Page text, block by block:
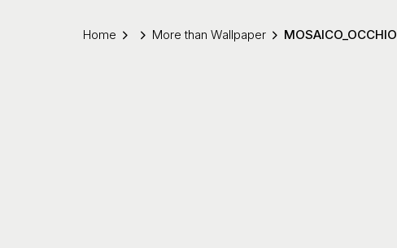
Home More than Wallpaper MOSAICO_OCCHIO